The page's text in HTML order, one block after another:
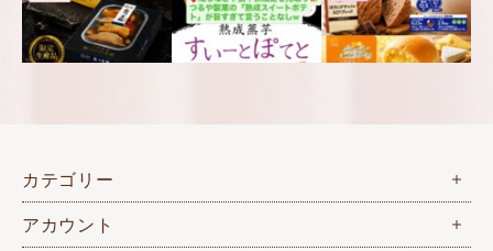
カテゴリー
アカウント